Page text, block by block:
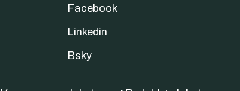
Facebook
Linkedin
Bsky